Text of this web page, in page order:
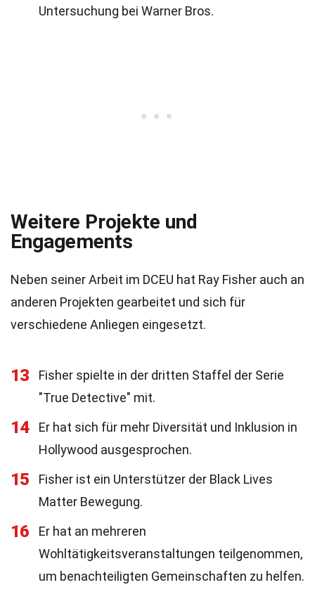
Untersuchung bei Warner Bros.
Weitere Projekte und
Engagements
Neben seiner Arbeit im DCEU hat Ray Fisher auch an
anderen Projekten gearbeitet und sich für
verschiedene Anliegen eingesetzt.
13
Fisher spielte in der dritten Staffel der Serie
"True Detective" mit.
14
Er hat sich für mehr Diversität und Inklusion in
Hollywood ausgesprochen.
15
Fisher ist ein Unterstützer der Black Lives
Matter Bewegung.
16
Er hat an mehreren
Wohltätigkeitsveranstaltungen teilgenommen,
um benachteiligten Gemeinschaften zu helfen.